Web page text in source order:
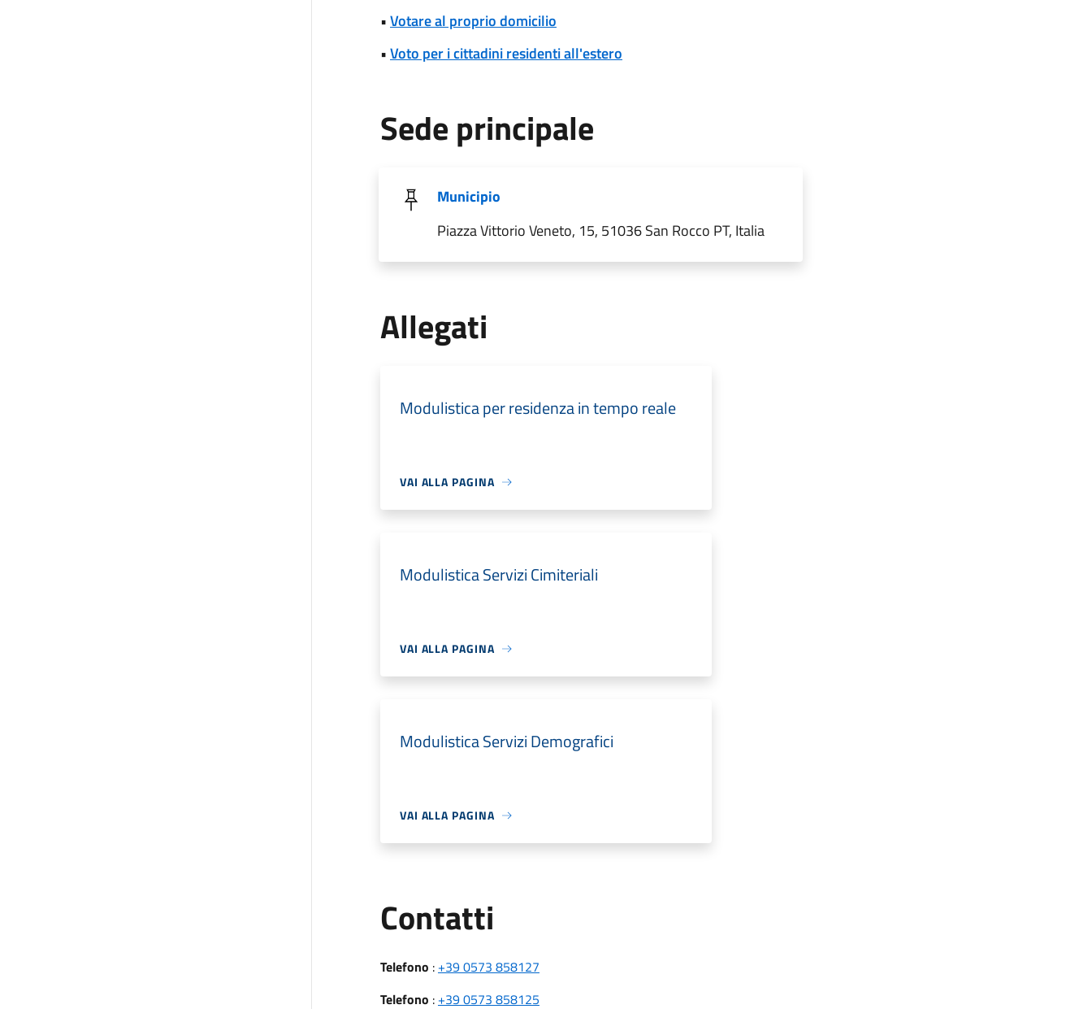
•Votare al proprio domicilio
•Voto per i cittadini residenti all'estero
Sede principale
Municipio
Piazza Vittorio Veneto, 15, 51036 San Rocco PT, Italia
Allegati
Modulistica per residenza in tempo reale
VAI ALLA PAGINA
Modulistica Servizi Cimiteriali
VAI ALLA PAGINA
Modulistica Servizi Demografici
VAI ALLA PAGINA
Contatti
Telefono : +39 0573 858127
Telefono : +39 0573 858125